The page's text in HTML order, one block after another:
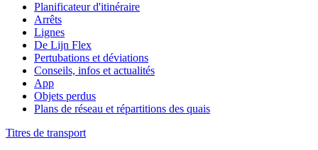
Planificateur d'itinéraire
Arrêts
Lignes
De Lijn Flex
Pertubations et déviations
Conseils, infos et actualités
App
Objets perdus
Plans de réseau et répartitions des quais
Titres de transport